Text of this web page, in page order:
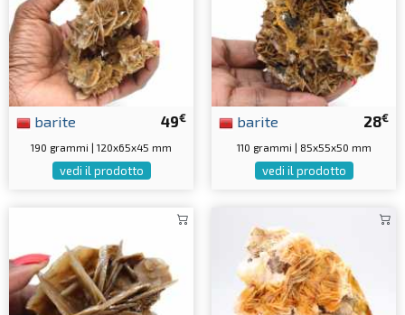
49€
barite
190 grammi | 120x65x45 mm
vedi il prodotto
28€
barite
110 grammi | 85x55x50 mm
vedi il prodotto